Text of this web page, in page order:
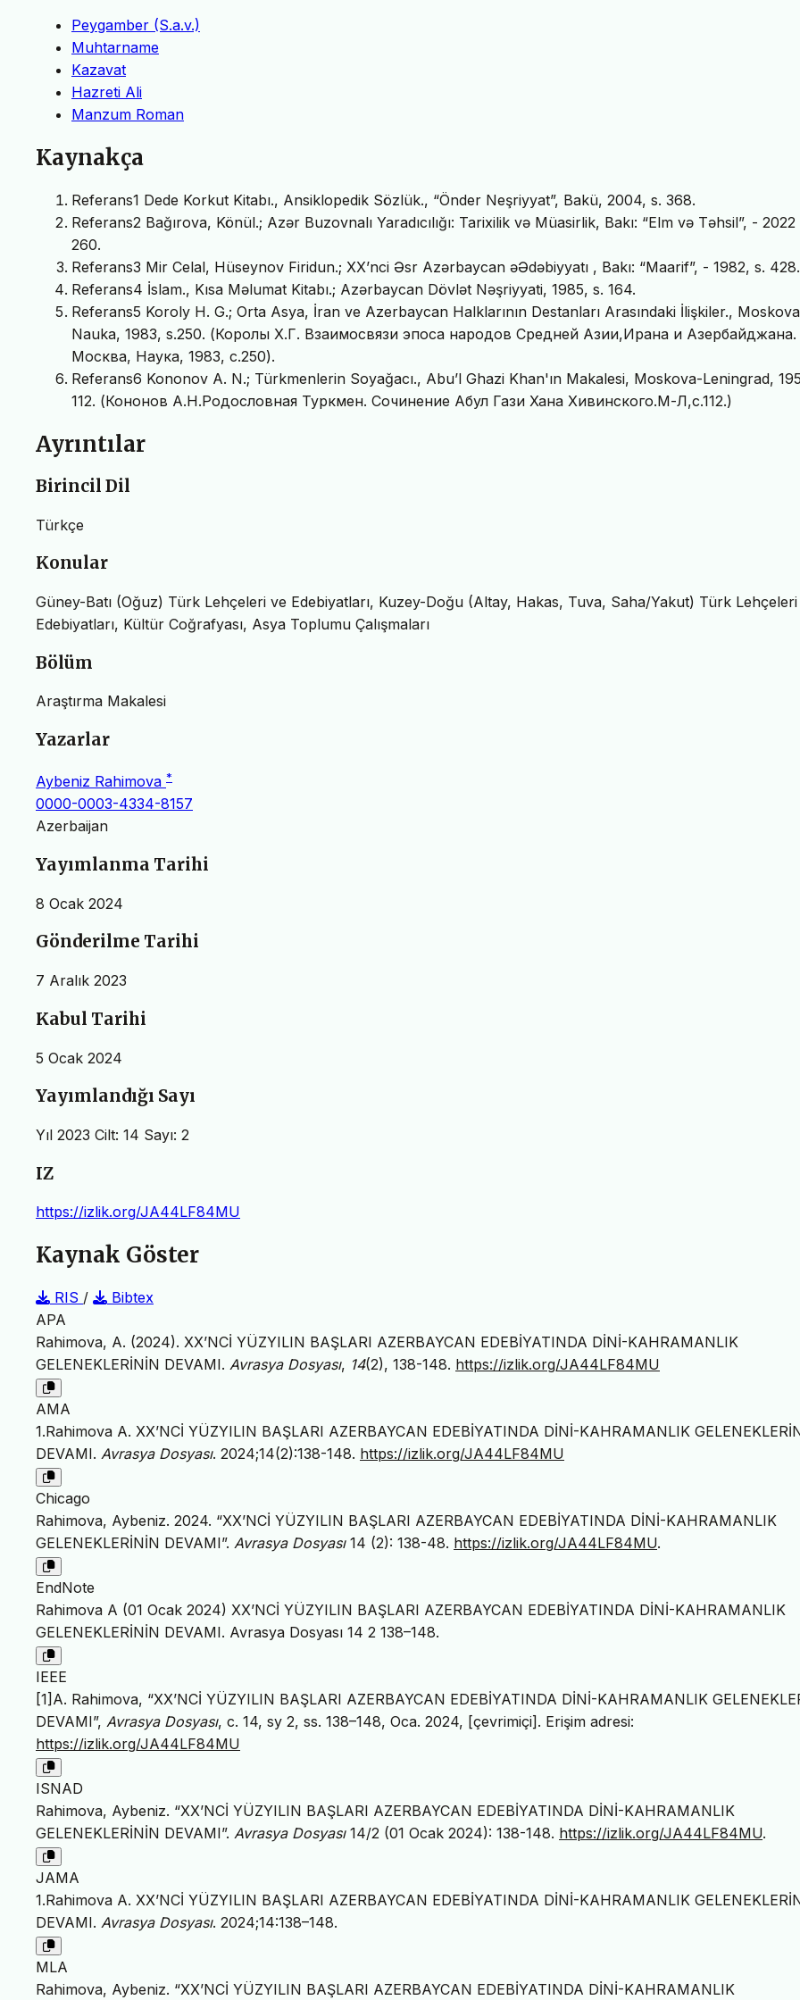
Peygamber (S.a.v.)
Muhtarname
Kazavat
Hazreti Ali
Manzum Roman
Kaynakça
Referans1 Dede Korkut Kitabı., Ansiklopedik Sözlük., “Önder Neşriyyat”, Bakü, 2004, s. 368.
Referans2 Bağırova, Könül.; Azər Buzovnalı Yaradıcılığı: Tarixilik və Müasirlik, Bakı: “Elm və Təhsil”, - 2022
260.
Referans3 Mir Celal, Hüseynov Firidun.; XX’nci Əsr Azərbaycan əƏdəbiyyatı , Bakı: “Maarif”, - 1982, s. 428.
Referans4 İslam., Kısa Məlumat Kitabı.; Azərbaycan Dövlət Nəşriyyati, 1985, s. 164.
Referans5 Koroly H. G.; Orta Asya, İran ve Azerbaycan Halklarının Destanları Arasındaki İlişkiler.,
Nauka, 1983, s.250. (Королы Х.Г. Взаимосвязи эпоса народов Средней Азии,Ирана и Азербайджана.
Москва, Наука, 1983, с.250).
Referans6 Kononov A. N.; Türkmenlerin Soyağacı., Abu’l Ghazi Khan'ın Makalesi, Moskova-Leningrad,
112. (Кононов А.Н.Родословная Туркмен. Сочинение Абул Гази Хана Хивинского.М-Л,с.112.)
Ayrıntılar
Birincil Dil
Türkçe
Konular
Güney-Batı (Oğuz) Türk Lehçeleri ve Edebiyatları, Kuzey-Doğu (Altay, Hakas, Tuva, Saha/Yakut) Türk
Edebiyatları, Kültür Coğrafyası, Asya Toplumu Çalışmaları
Bölüm
Araştırma Makalesi
Yazarlar
Aybeniz Rahimova *
0000-0003-4334-8157
Azerbaijan
Yayımlanma Tarihi
8 Ocak 2024
Gönderilme Tarihi
7 Aralık 2023
Kabul Tarihi
5 Ocak 2024
Yayımlandığı Sayı
Yıl 2023 Cilt: 14 Sayı: 2
IZ
https://izlik.org/JA44LF84MU
Kaynak Göster
RIS /
Bibtex
APA
Rahimova, A. (2024). XX’NCİ YÜZYILIN BAŞLARI AZERBAYCAN EDEBİYATINDA DİNİ-KAHRAMANLIK
GELENEKLERİNİN DEVAMI. Avrasya Dosyası, 14(2), 138-148. https://izlik.org/JA44LF84MU
AMA
1.Rahimova A. XX’NCİ YÜZYILIN BAŞLARI AZERBAYCAN EDEBİYATINDA DİNİ-KAHRAMANLIK
DEVAMI. Avrasya Dosyası. 2024;14(2):138-148. https://izlik.org/JA44LF84MU
Chicago
Rahimova, Aybeniz. 2024. “XX’NCİ YÜZYILIN BAŞLARI AZERBAYCAN EDEBİYATINDA DİNİ-KAHRAMANLIK
GELENEKLERİNİN DEVAMI”. Avrasya Dosyası14 (2): 138-48. https://izlik.org/JA44LF84MU.
EndNote
Rahimova A (01 Ocak 2024) XX’NCİ YÜZYILIN BAŞLARI AZERBAYCAN EDEBİYATINDA DİNİ-KAHRAMANLIK
GELENEKLERİNİN DEVAMI. Avrasya Dosyası 14 2 138–148.
IEEE
[1]A. Rahimova, “XX’NCİ YÜZYILIN BAŞLARI AZERBAYCAN EDEBİYATINDA DİNİ-KAHRAMANLIK
DEVAMI”, Avrasya Dosyası, c. 14, sy 2, ss. 138–148, Oca. 2024, [çevrimiçi]. Erişim adresi:
https://izlik.org/JA44LF84MU
ISNAD
Rahimova, Aybeniz. “XX’NCİ YÜZYILIN BAŞLARI AZERBAYCAN EDEBİYATINDA DİNİ-KAHRAMANLIK
GELENEKLERİNİN DEVAMI”. Avrasya Dosyası14/2 (01 Ocak 2024): 138-148. https://izlik.org/JA44LF84MU.
JAMA
1.Rahimova A. XX’NCİ YÜZYILIN BAŞLARI AZERBAYCAN EDEBİYATINDA DİNİ-KAHRAMANLIK
DEVAMI. Avrasya Dosyası. 2024;14:138–148.
MLA
Rahimova, Aybeniz. “XX’NCİ YÜZYILIN BAŞLARI AZERBAYCAN EDEBİYATINDA DİNİ-KAHRAMANLIK